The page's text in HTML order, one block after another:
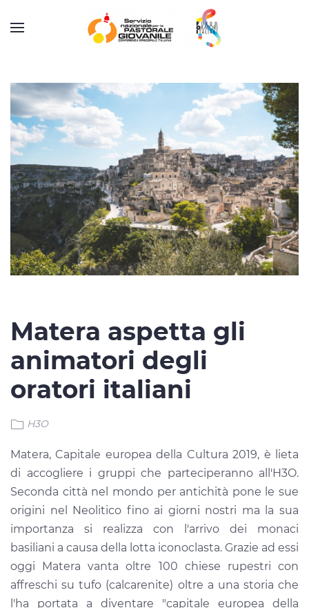
Matera aspetta gli
animatori degli
oratori italiani
H3O
Matera, Capitale europea della Cultura 2019, è lieta
di accogliere i gruppi che parteciperanno all'H3O.
Seconda città nel mondo per antichità pone le sue
origini nel Neolitico fino ai giorni nostri ma la sua
importanza si realizza con l'arrivo dei monaci
basiliani a causa della lotta iconoclasta. Grazie ad essi
oggi Matera vanta oltre 100 chiese rupestri con
affreschi su tufo (calcarenite) oltre a una storia che
l'ha portata a diventare "capitale europea della